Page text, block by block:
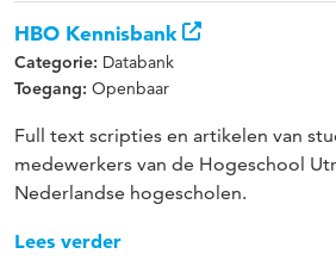
HBO Kennisbank
Categorie: Databank
Toegang: Openbaar
Full text scripties en artikelen van
medewerkers van de Hogeschool
Nederlandse hogescholen.
Lees verder